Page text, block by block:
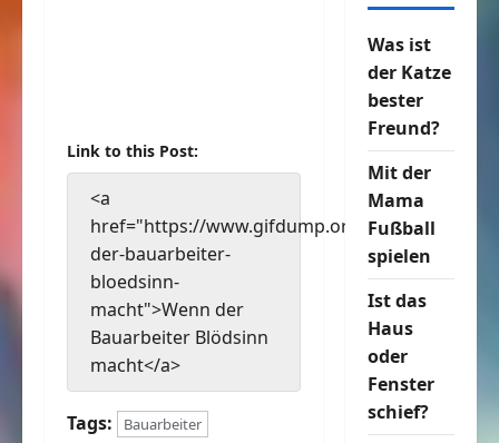
Link to this Post:
<a
href="https://www.gifdump.org/wenn-
der-bauarbeiter-
bloedsinn-
macht">Wenn der
Bauarbeiter Blödsinn
macht</a>
Tags: Bauarbeiter
Was ist
der Katze
bester
Freund?
Mit der
Mama
Fußball
spielen
Ist das
Haus
oder
Fenster
schief?